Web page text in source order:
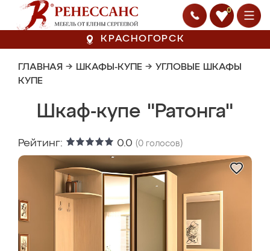
0
КРАСНОГОРСК
ГЛАВНАЯ → ШКАФЫ-КУПЕ → УГЛОВЫЕ ШКАФЫ
КУПЕ
Шкаф-купе "Ратонга"
Рейтинг: 0.0 (0 голосов)